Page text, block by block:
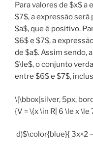
Para valores de $x$ a
$7$, a expressão será
$a$, que é positivo.
$6$ e $7$, a
de $a$. Assim sendo,
$\le$, o conjunto
entre $6$ e $7$,
\[\bbox[silver, 5px,
{V = \{x \in R| 6 \le x \le
d)$\color{blue}{ 3x^2